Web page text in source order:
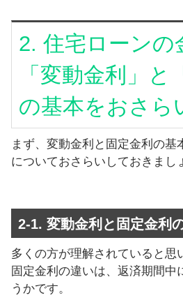
2. 住宅ローンの
「変動金利」と
の基本をおさら
まず、変動金利と固定金利の基
についておさらいしておきまし
2-1. 変動金利と固定金利
多くの方が理解されていると思
固定金利の違いは、返済期間中
うかです。